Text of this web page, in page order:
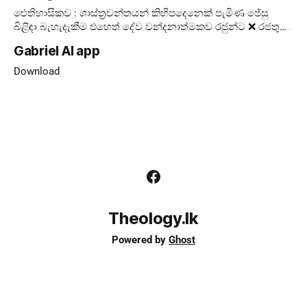
ඓතිහාසිකව : ශාස්ත්‍රවන්තයන් කිහිපදෙනෙක් පැමිණ ජේසු
බිළිඳා බැහැදැකීම එහෙත් දේව වන්දනාත්මකව රජුන්ට ❌ රජතුන්
Gabriel AI app
Download
Theology.lk
Powered by Ghost